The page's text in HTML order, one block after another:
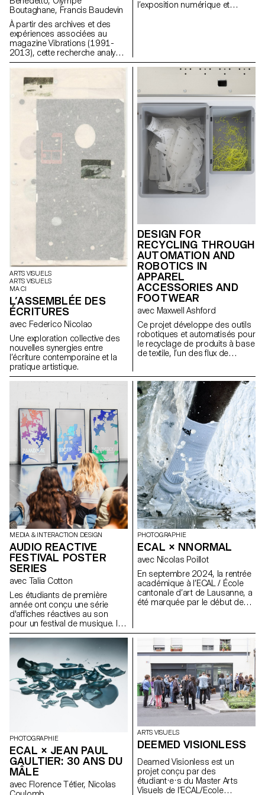
Boutaghane, Francis Baudevin
À partir des archives et des
expériences associées au
magazine Vibrations (1991-
2013), cette recherche analyse
comment les contenus textuels,
photographiques du magazine
permettent de penser les défis
pour communiquer à propos
des musiques populaires
aujourd’hui.
l’exposition numérique et
ARTS VISUELS
ARTS VISUELS
MA CI
L’ASSEMBLÉE DES
ÉCRITURES
avec Federico Nicolao
Une exploration collective des
nouvelles synergies entre
l’écriture contemporaine et la
pratique artistique.
DESIGN FOR
RECYCLING THROUGH
AUTOMATION AND
ROBOTICS IN
APPAREL
ACCESSORIES AND
FOOTWEAR
avec Maxwell Ashford
Ce projet développe des outils
robotiques et automatisés pour
le recyclage de produits à base
de textile, l’un des flux de
contemporains pour démonter
les produits en fractions pures.
MEDIA & INTERACTION DESIGN
AUDIO REACTIVE
FESTIVAL POSTER
SERIES
avec Talia Cotton
Les étudiants de première
année ont conçu une série
d'affiches réactives au son
pour un festival de musique. Ils
ont utilisé des outils
dynamiques et des données en
temps réel pour explorer les
visuels réactifs au son dans le
format numérique des réseaux
sociaux, créant ainsi une
identité cohérente et
reconnaissable pour le festival.
PHOTOGRAPHIE
ECAL × NNORMAL
avec Nicolas Poillot
En septembre 2024, la rentrée
académique à l’ECAL / École
cantonale d’art de Lausanne, a
été marquée par le début de
non loin de notre école, Kilian
Jornet, fondateur de la marque,
a donné à nos équipes le goût
de l’exploit en enchaînant 82
sommets alpins de plus de
4000 mètres, pulvérisant au
passage tous les records.
Dans le trail comme en
photographie, il faut de la
passion, de la discipline et de
l’endurance. Nos étudiant·e·s
du Bachelor Photographie à
grands sportifs, mais ils sont
animés par le désir de réaliser
des exploits visuels. Formés à
la maîtrise technique, au
PHOTOGRAPHIE
ECAL × JEAN PAUL
GAULTIER: 30 ANS DU
MÂLE
avec Florence Tétier, Nicolas
ARTS VISUELS
DEEMED VISIONLESS
Deamed Visionless est un
projet conçu par des
étudiant·e·s du Master Arts
Visuels de l’ECAL/Ecole